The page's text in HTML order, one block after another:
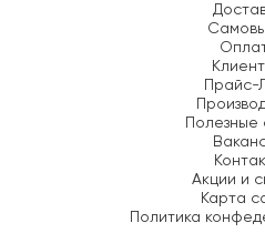
Прайс-
Полезные
Акции и
Карта
Политика